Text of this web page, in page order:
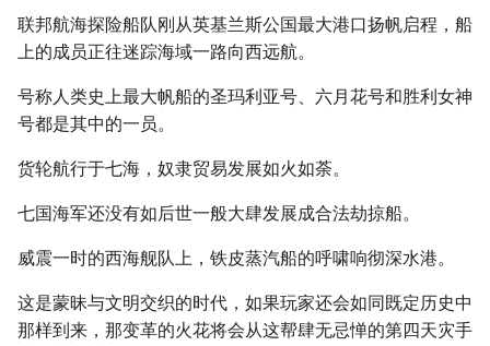
联邦航海探险船队刚从英基兰斯公国最大港口扬帆启程，船
上的成员正往迷踪海域一路向西远航。
号称人类史上最大帆船的圣玛利亚号、六月花号和胜利女神
号都是其中的一员。
货轮航行于七海，奴隶贸易发展如火如荼。
七国海军还没有如后世一般大肆发展成合法劫掠船。
威震一时的西海舰队上，铁皮蒸汽船的呼啸响彻深水港。
这是蒙昧与文明交织的时代，如果玩家还会如同既定历史中
那样到来，那变革的火花将会从这帮肆无忌惮的第四天灾手